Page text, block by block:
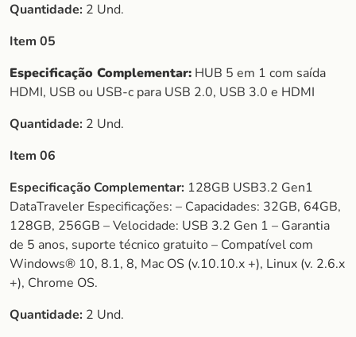
Quantidade: 2 Und.
Item 05
Especificação Complementar: HUB 5 em 1 com saída
HDMI, USB ou USB-c para USB 2.0, USB 3.0 e HDMI
Quantidade: 2 Und.
Item 06
Especificação Complementar: 128GB USB3.2 Gen1
DataTraveler Especificações: – Capacidades: 32GB, 64GB,
128GB, 256GB – Velocidade: USB 3.2 Gen 1 – Garantia
de 5 anos, suporte técnico gratuito – Compatível com
Windows® 10, 8.1, 8, Mac OS (v.10.10.x +), Linux (v. 2.6.x
+), Chrome OS.
Quantidade: 2 Und.